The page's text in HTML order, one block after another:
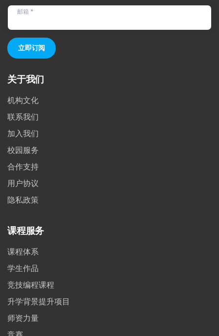
邮箱 *
立即订阅
关于我们
机构文化
联系我们
加入我们
校园服务
合作支持
用户协议
隐私政策
课程服务
课程体系
学生作品
竞技编程课程
升学背景提升项目
师资力量